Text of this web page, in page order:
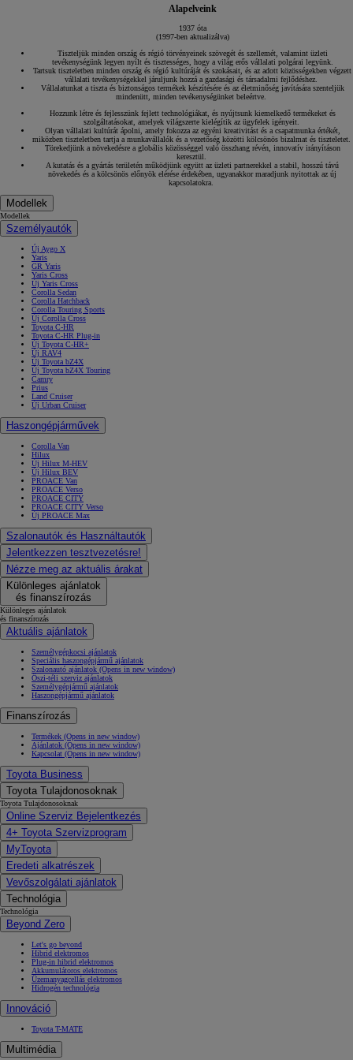
Alapelveink
1937 óta
(1997-ben aktualizálva)
Tiszteljük minden ország és régió törvényeinek szövegét és szellemét, valamint üzleti
tevékenységünk legyen nyílt és tisztességes, hogy a világ erős vállalati polgárai legyünk.
Tartsuk tiszteletben minden ország és régió kultúráját és szokásait, és az adott közösségekben végzett
vállalati tevékenységekkel járuljunk hozzá a gazdasági és társadalmi fejlődéshez.
Vállalatunkat a tiszta és biztonságos termékek készítésére és az életminőség javítására szenteljük
mindenütt, minden tevékenységünket beleértve.
Hozzunk létre és fejlesszünk fejlett technológiákat, és nyújtsunk kiemelkedő termékeket és
szolgáltatásokat, amelyek világszerte kielégítik az ügyfelek igényeit.
Olyan vállalati kultúrát ápolni, amely fokozza az egyéni kreativitást és a csapatmunka értékét,
miközben tiszteletben tartja a munkavállalók és a vezetőség közötti kölcsönös bizalmat és tiszteletet.
Törekedjünk a növekedésre a globális közösséggel való összhang révén, innovatív irányításon
keresztül.
A kutatás és a gyártás területén működjünk együtt az üzleti partnerekkel a stabil, hosszú távú
növekedés és a kölcsönös előnyök elérése érdekében, ugyanakkor maradjunk nyitottak az új
kapcsolatokra.
Modellek
Modellek
Személyautók
Új Aygo X
Yaris
GR Yaris
Yaris Cross
Új Yaris Cross
Corolla Sedan
Corolla Hatchback
Corolla Touring Sports
Új Corolla Cross
Toyota C-HR
Toyota C-HR Plug-in
Új Toyota C-HR+
Új RAV4
Új Toyota bZ4X
Új Toyota bZ4X Touring
Camry
Prius
Land Cruiser
Új Urban Cruiser
Haszongépjárművek
Corolla Van
Hilux
Új Hilux M-HEV
Új Hilux BEV
PROACE Van
PROACE Verso
PROACE CITY
PROACE CITY Verso
Új PROACE Max
Szalonautók és Használtautók
Jelentkezzen tesztvezetésre!
Nézze meg az aktuális árakat
Különleges ajánlatok
és finanszírozás
Különleges ajánlatok
és finanszírozás
Aktuális ajánlatok
Személygépkocsi ajánlatok
Speciális haszongépjármű ajánlatok
Szalonautó ajánlatok (Opens in new window)
Őszi-téli szerviz ajánlatok
Személygépjármű ajánlatok
Haszongépjármű ajánlatok
Finanszírozás
Termékek (Opens in new window)
Ajánlatok (Opens in new window)
Kapcsolat (Opens in new window)
Toyota Business
Toyota Tulajdonosoknak
Toyota Tulajdonosoknak
Online Szerviz Bejelentkezés
4+ Toyota Szervizprogram
MyToyota
Eredeti alkatrészek
Vevőszolgálati ajánlatok
Technológia
Technológia
Beyond Zero
Let's go beyond
Hibrid elektromos
Plug-in hibrid elektromos
Akkumulátoros elektromos
Üzemanyagcellás elektromos
Hidrogén technológia
Innováció
Toyota T-MATE
Multimédia